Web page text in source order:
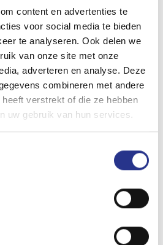
content en advertenties te
voor social media te bieden
te analyseren. Ook delen we
van onze site met onze
adverteren en analyse. Deze
combineren met andere
verstrekt of die ze hebben
uw gebruik van hun services.
En dan kan ook nog het
Mach-e GT is een voorproefje
in de toekomst te bieden heeft.
alleen nog volledig elektrische
de Focus ST en Fiesta ST van
krijgen: 100% elektrisch dus.
want de Mustang Mach-e
al behoorlijk lekker. Als het
toekomst door nieuwe technieken